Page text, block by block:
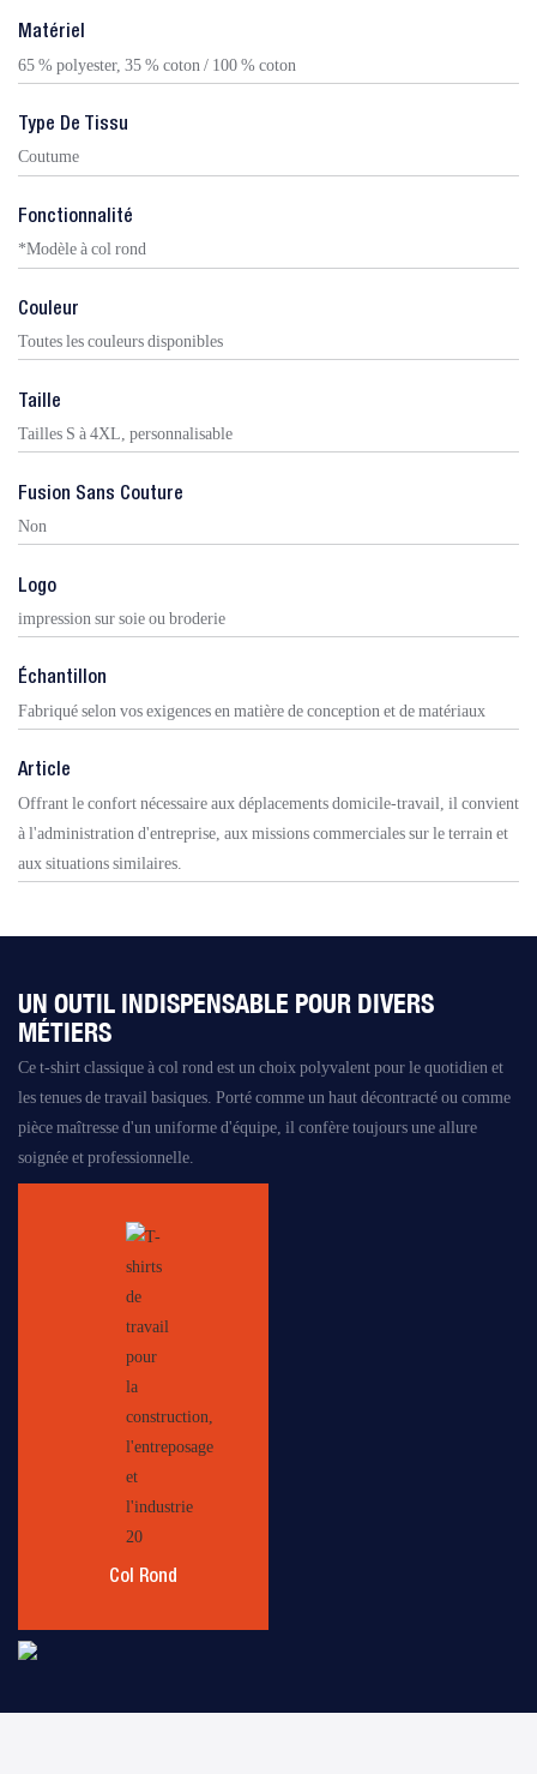
Matériel
65 % polyester, 35 % coton / 100 % coton
Type De Tissu
Coutume
Fonctionnalité
*Modèle à col rond
Couleur
Toutes les couleurs disponibles
Taille
Tailles S à 4XL, personnalisable
Fusion Sans Couture
Non
Logo
impression sur soie ou broderie
Échantillon
Fabriqué selon vos exigences en matière de conception et de matériaux
Article
Offrant le confort nécessaire aux déplacements domicile-travail, il convient
à l'administration d'entreprise, aux missions commerciales sur le terrain et
aux situations similaires.
UN OUTIL INDISPENSABLE POUR DIVERS
MÉTIERS
Ce t-shirt classique à col rond est un choix polyvalent pour le quotidien et
les tenues de travail basiques. Porté comme un haut décontracté ou comme
pièce maîtresse d'un uniforme d'équipe, il confère toujours une allure
soignée et professionnelle.
Col Rond